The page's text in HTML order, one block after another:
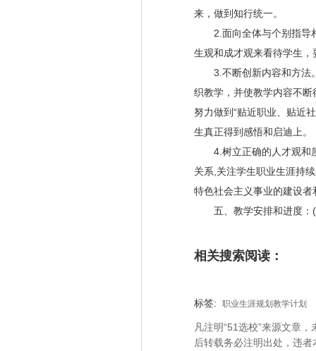
来，做到知行统一。
2.面向全体与个别指导相
生观和成才观来看待学生
3.不断创新内容和方法。
织教学，并使教学内容不断
努力做到“贴近职业、贴近
生真正得到感悟和启迪上。
4.树立正确的人才观和质
关系,关注学生职业生涯持
特色社会主义事业的建设者
五、教学安排和进度：
相关搜索阅读：
标签: 职业生涯规划教学计划
凡注明“51选校”来源文章
后转载务必注明出处，违